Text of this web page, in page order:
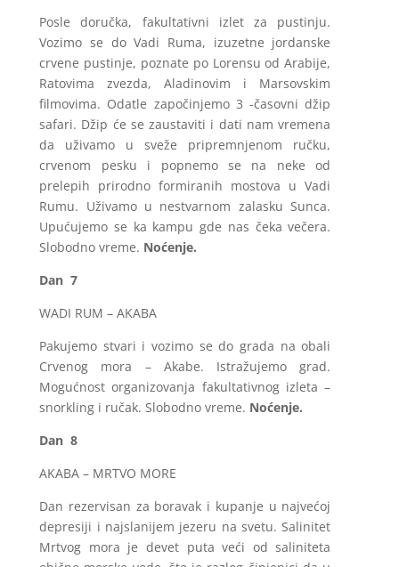
Posle doručka, fakultativni izlet za pustinju.
Vozimo se do Vadi Ruma, izuzetne jordanske
crvene pustinje, poznate po Lorensu od Arabije,
Ratovima zvezda, Aladinovim i Marsovskim
filmovima. Odatle započinjemo 3 -časovni džip
safari. Džip će se zaustaviti i dati nam vremena
da uživamo u sveže pripremnjenom ručku,
crvenom pesku i popnemo se na neke od
prelepih prirodno formiranih mostova u Vadi
Rumu. Uživamo u nestvarnom zalasku Sunca.
Upućujemo se ka kampu gde nas čeka večera.
Slobodno vreme. Noćenje.
Dan 7
WADI RUM – AKABA
Pakujemo stvari i vozimo se do grada na obali
Crvenog mora – Akabe. Istražujemo grad.
Mogućnost organizovanja fakultativnog izleta –
snorkling i ručak. Slobodno vreme. Noćenje.
Dan 8
AKABA – MRTVO MORE
Dan rezervisan za boravak i kupanje u najvećoj
depresiji i najslanijem jezeru na svetu. Salinitet
Mrtvog mora je devet puta veći od saliniteta